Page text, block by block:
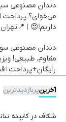
دندان مصنوعی
می‌خوای؟
داریم!😍 | 📍تهران
دندان مصنوعی
مقاوم، طبیعی!
رایگان+پرداخت
آخرینپربازدیدترین
شکاف در کابینه